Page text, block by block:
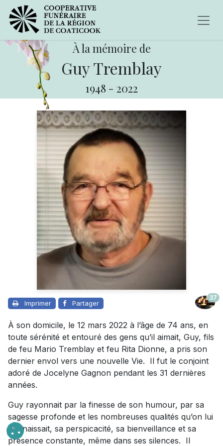
À la mémoire de
Guy Tremblay
1948 - 2022
Imprimer Partager
37
À son domicile, le 12 mars 2022 à l’âge de 74 ans, en
toute sérénité et entouré des gens qu’il aimait, Guy, fils
de feu Mario Tremblay et feu Rita Dionne, a pris son
dernier envol vers une nouvelle Vie. Il fut le conjoint
adoré de Jocelyne Gagnon pendant les 31 dernières
années.
Guy rayonnait par la finesse de son humour, par sa
sagesse profonde et les nombreuses qualités qu’on lui
connaissait, sa perspicacité, sa bienveillance et sa
présence constante, même dans ses silences. Il